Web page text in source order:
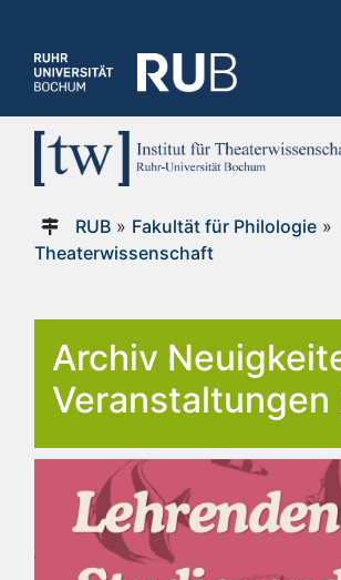
RUB» Fakultät für Philologie»
Theaterwissenschaft
Archiv